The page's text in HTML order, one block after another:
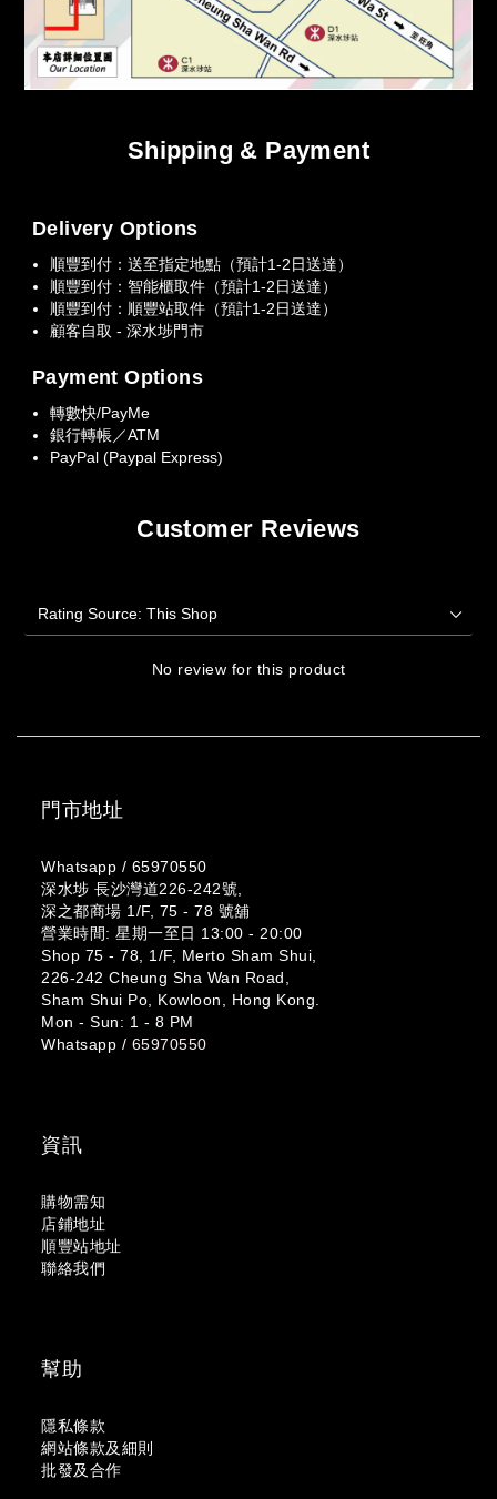
Shipping & Payment
Delivery Options
順豐到付：送至指定地點（預計1-2日送達）
順豐到付：智能櫃取件（預計1-2日送達）
順豐到付：順豐站取件（預計1-2日送達）
顧客自取 - 深水埗門市
Payment Options
轉數快/PayMe
銀行轉帳／ATM
PayPal (Paypal Express)
Customer Reviews
No review for this product
門市地址
Whatsapp / 65970550
深水埗 長沙灣道226-242號,
深之都商場 1/F, 75 - 78 號舖
營業時間: 星期一至日 13:00 - 20:00
Shop 75 - 78, 1/F, Merto Sham Shui,
226-242 Cheung Sha Wan Road,
Sham Shui Po, Kowloon, Hong Kong.
Mon - Sun: 1 - 8 PM
Whatsapp / 65970550
資訊
購物需知
店鋪地址
順豐站地址
聯絡我們
幫助
隱私條款
網站條款及細則
批發及合作